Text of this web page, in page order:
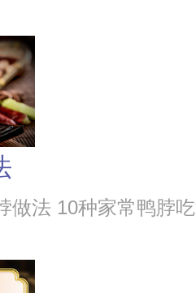
做法 10种家常鸭脖